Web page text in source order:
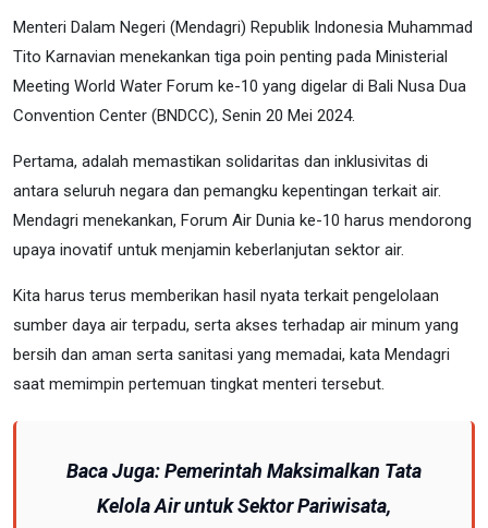
Menteri Dalam Negeri (Mendagri) Republik Indonesia Muhammad
Tito Karnavian menekankan tiga poin penting pada Ministerial
Meeting World Water Forum ke-10 yang digelar di Bali Nusa Dua
Convention Center (BNDCC), Senin 20 Mei 2024.
Pertama, adalah memastikan solidaritas dan inklusivitas di
antara seluruh negara dan pemangku kepentingan terkait air.
Mendagri menekankan, Forum Air Dunia ke-10 harus mendorong
upaya inovatif untuk menjamin keberlanjutan sektor air.
Kita harus terus memberikan hasil nyata terkait pengelolaan
sumber daya air terpadu, serta akses terhadap air minum yang
bersih dan aman serta sanitasi yang memadai, kata Mendagri
saat memimpin pertemuan tingkat menteri tersebut.
Baca Juga:Pemerintah Maksimalkan Tata
Kelola Air untuk Sektor Pariwisata,